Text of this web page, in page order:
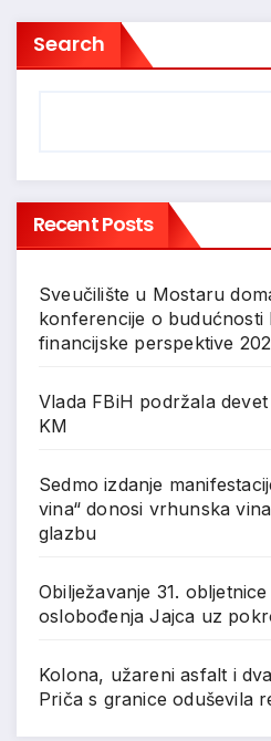
Search
Recent Posts
Sveučilište u Mostaru
konferencije o budućnosti
financijske perspektive
Vlada FBiH podržala
KM
Sedmo izdanje
vina“ donosi vrhunska
glazbu
Obilježavanje 31.
oslobođenja Jajca uz
Kolona, užareni asfalt i
Priča s granice oduševila